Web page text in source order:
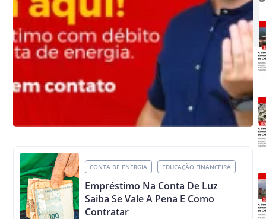
CONTA DE ENERGIA EDUCAÇÃO FINANCEIRA
Empréstimo Na Conta De Luz
Saiba Se Vale A Pena E Como
Contratar